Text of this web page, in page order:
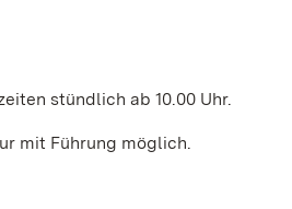
stündlich ab 10.00 Uhr.
mit Führung möglich.